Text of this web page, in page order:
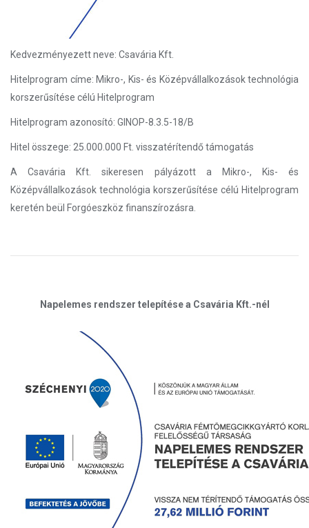
Kedvezményezett neve: Csavária Kft.
Hitelprogram címe: Mikro-, Kis- és Középvállalkozások technológia
korszerűsítése célú Hitelprogram
Hitelprogram azonosító: GINOP-8.3.5-18/B
Hitel összege: 25.000.000 Ft. visszatérítendő támogatás
A Csavária Kft. sikeresen pályázott a Mikro-, Kis- és
Középvállalkozások technológia korszerűsítése célú Hitelprogram
keretén beül Forgóeszköz finanszírozásra.
Napelemes rendszer telepítése a Csavária Kft.-nél